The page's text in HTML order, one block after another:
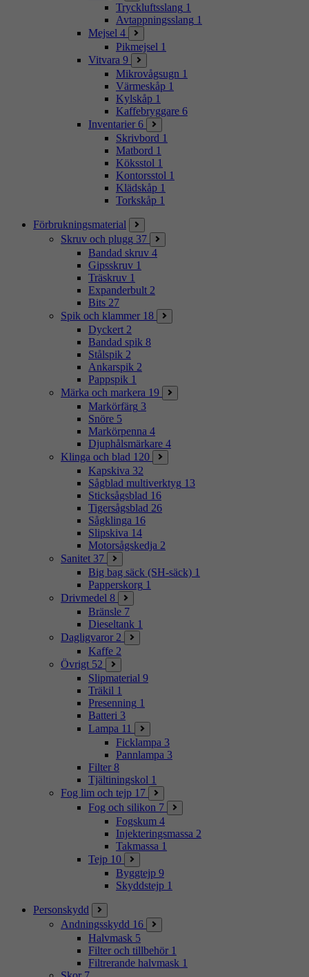
Tryckluftsslang 1
Avtappningsslang 1
Mejsel 4
Pikmejsel 1
Vitvara 9
Mikrovågsugn 1
Värmeskåp 1
Kylskåp 1
Kaffebryggare 6
Inventarier 6
Skrivbord 1
Matbord 1
Köksstol 1
Kontorsstol 1
Klädskåp 1
Torkskåp 1
Förbrukningsmaterial
Skruv och plugg 37
Bandad skruv 4
Gipsskruv 1
Träskruv 1
Expanderbult 2
Bits 27
Spik och klammer 18
Dyckert 2
Bandad spik 8
Stålspik 2
Ankarspik 2
Pappspik 1
Märka och markera 19
Markörfärg 3
Snöre 5
Markörpenna 4
Djuphålsmärkare 4
Klinga och blad 120
Kapskiva 32
Sågblad multiverktyg 13
Sticksågsblad 16
Tigersågsblad 26
Sågklinga 16
Slipskiva 14
Motorsågskedja 2
Sanitet 37
Big bag säck (SH-säck) 1
Papperskorg 1
Drivmedel 8
Bränsle 7
Dieseltank 1
Dagligvaror 2
Kaffe 2
Övrigt 52
Slipmaterial 9
Träkil 1
Presenning 1
Batteri 3
Lampa 11
Ficklampa 3
Pannlampa 3
Filter 8
Tjältiningskol 1
Fog lim och tejp 17
Fog och silikon 7
Fogskum 4
Injekteringsmassa 2
Takmassa 1
Tejp 10
Byggtejp 9
Skyddstejp 1
Personskydd
Andningsskydd 16
Halvmask 5
Filter och tillbehör 1
Filtrerande halvmask 1